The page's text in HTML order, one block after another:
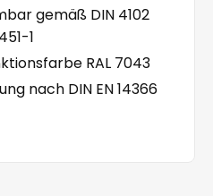
gemäß DIN 4102
1
RAL 7043
nach DIN EN 14366